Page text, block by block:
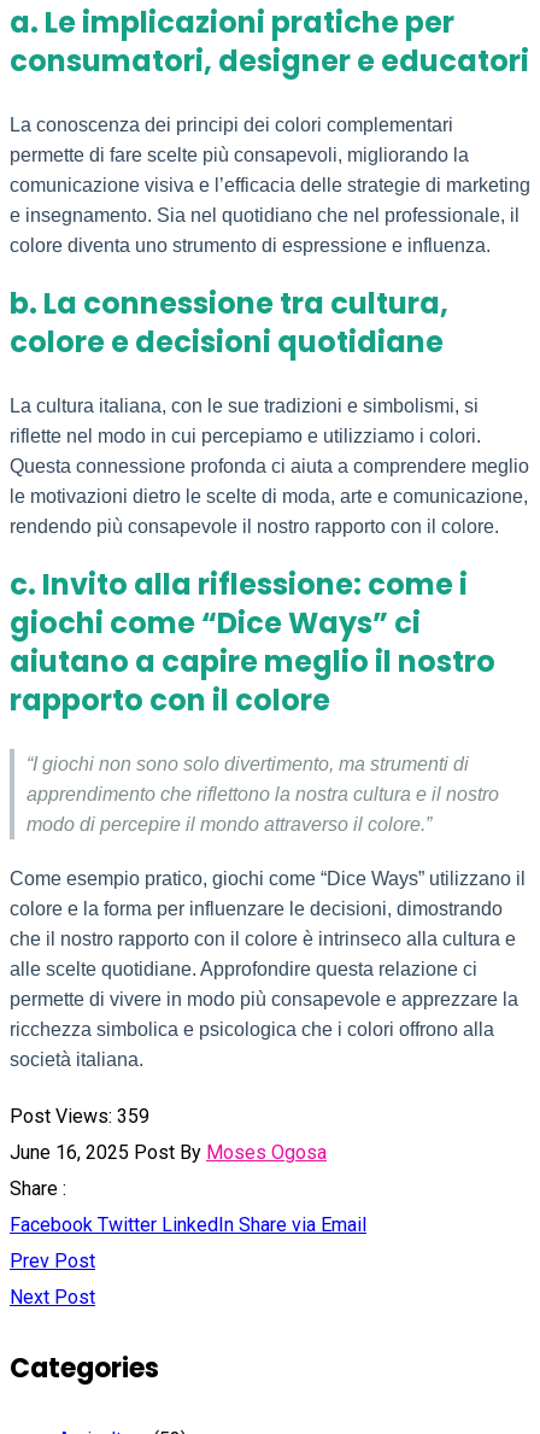
a. Le implicazioni pratiche per
consumatori, designer e educatori
La conoscenza dei principi dei colori complementari
permette di fare scelte più consapevoli, migliorando la
comunicazione visiva e l’efficacia delle strategie di marketing
e insegnamento. Sia nel quotidiano che nel professionale, il
colore diventa uno strumento di espressione e influenza.
b. La connessione tra cultura,
colore e decisioni quotidiane
La cultura italiana, con le sue tradizioni e simbolismi, si
riflette nel modo in cui percepiamo e utilizziamo i colori.
Questa connessione profonda ci aiuta a comprendere meglio
le motivazioni dietro le scelte di moda, arte e comunicazione,
rendendo più consapevole il nostro rapporto con il colore.
c. Invito alla riflessione: come i
giochi come “Dice Ways” ci
aiutano a capire meglio il nostro
rapporto con il colore
“I giochi non sono solo divertimento, ma strumenti di
apprendimento che riflettono la nostra cultura e il nostro
modo di percepire il mondo attraverso il colore.”
Come esempio pratico, giochi come “Dice Ways” utilizzano il
colore e la forma per influenzare le decisioni, dimostrando
che il nostro rapporto con il colore è intrinseco alla cultura e
alle scelte quotidiane. Approfondire questa relazione ci
permette di vivere in modo più consapevole e apprezzare la
ricchezza simbolica e psicologica che i colori offrono alla
società italiana.
Post Views: 359
June 16, 2025 Post By Moses Ogosa
Share :
Facebook Twitter LinkedIn Share via Email
Prev Post
Next Post
Categories